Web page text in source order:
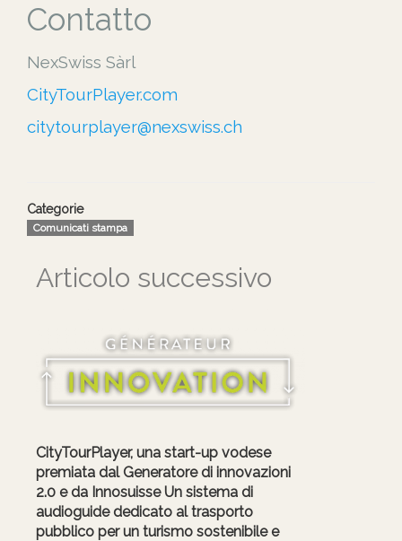
Contatto
NexSwiss Sàrl
CityTourPlayer.com
citytourplayer@nexswiss.ch
Categorie
Comunicati stampa
Articolo successivo
CityTourPlayer, una start-up vodese
premiata dal Generatore di innovazioni
2.0 e da Innosuisse Un sistema di
audioguide dedicato al trasporto
pubblico per un turismo sostenibile e